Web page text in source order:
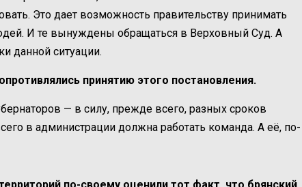
Это дает возможность правительству принимать
И те вынуждены обращаться в Верховный Суд. А
данной ситуации.
принятию этого постановления.
— в силу, прежде всего, разных сроков
в администрации должна работать команда. А её, по-